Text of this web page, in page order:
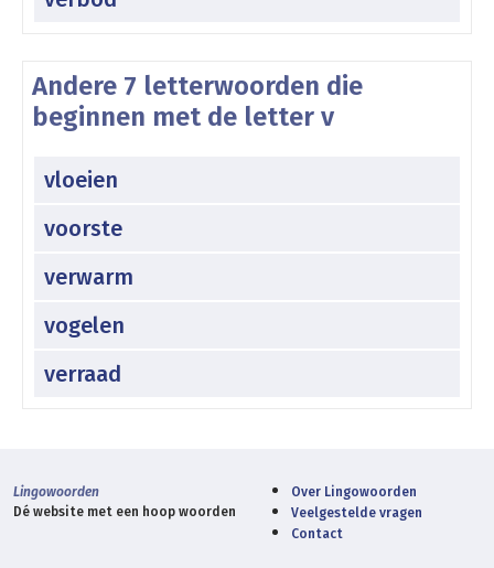
Andere 7 letterwoorden die
beginnen met de letter v
vloeien
voorste
verwarm
vogelen
verraad
Lingowoorden
Dé website met een hoop woorden
Over Lingowoorden
Veelgestelde vragen
Contact